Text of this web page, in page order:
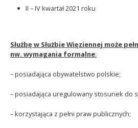
II – IV kwartał 2021 roku
Służbę w Służbie Więziennej może
nw. wymagania formalne:
– posiadająca obywatelstwo polskie;
– posiadająca uregulowany stosunek do
– korzystająca z pełni praw publicznych;